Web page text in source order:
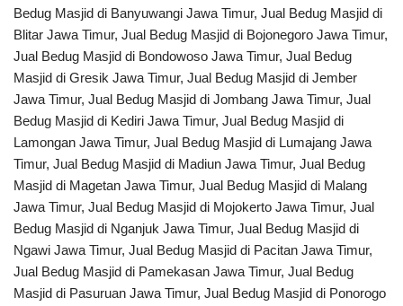
Bedug Masjid di Banyuwangi Jawa Timur, Jual Bedug Masjid di
Blitar Jawa Timur, Jual Bedug Masjid di Bojonegoro Jawa Timur,
Jual Bedug Masjid di Bondowoso Jawa Timur, Jual Bedug
Masjid di Gresik Jawa Timur, Jual Bedug Masjid di Jember
Jawa Timur, Jual Bedug Masjid di Jombang Jawa Timur, Jual
Bedug Masjid di Kediri Jawa Timur, Jual Bedug Masjid di
Lamongan Jawa Timur, Jual Bedug Masjid di Lumajang Jawa
Timur, Jual Bedug Masjid di Madiun Jawa Timur, Jual Bedug
Masjid di Magetan Jawa Timur, Jual Bedug Masjid di Malang
Jawa Timur, Jual Bedug Masjid di Mojokerto Jawa Timur, Jual
Bedug Masjid di Nganjuk Jawa Timur, Jual Bedug Masjid di
Ngawi Jawa Timur, Jual Bedug Masjid di Pacitan Jawa Timur,
Jual Bedug Masjid di Pamekasan Jawa Timur, Jual Bedug
Masjid di Pasuruan Jawa Timur, Jual Bedug Masjid di Ponorogo